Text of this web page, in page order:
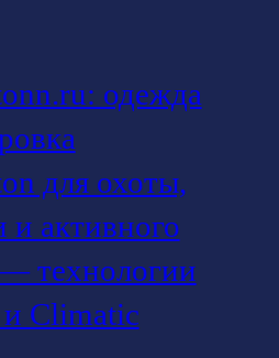
одежда
для охоты,
и активного
технологии
Climatic